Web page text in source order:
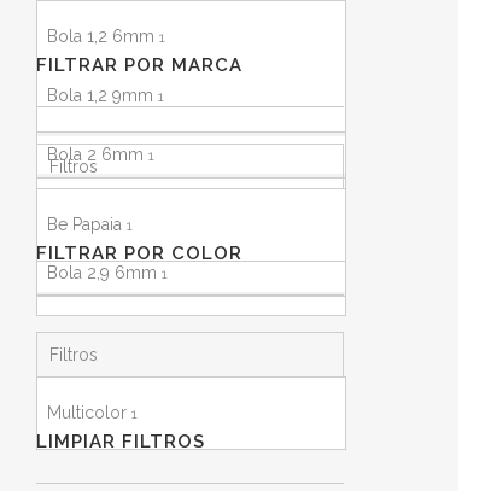
Bola 1,2 6mm 1
Bola 1,2 9mm 1
Bola 2 6mm 1
Bola 2 9mm
Bola 2,9 6mm 1
Bola 2,9 9mm1
FILTRAR POR MARCA
Filtros
Be Papaia 1
FILTRAR POR COLOR
Filtros
Multicolor 1
LIMPIAR FILTROS